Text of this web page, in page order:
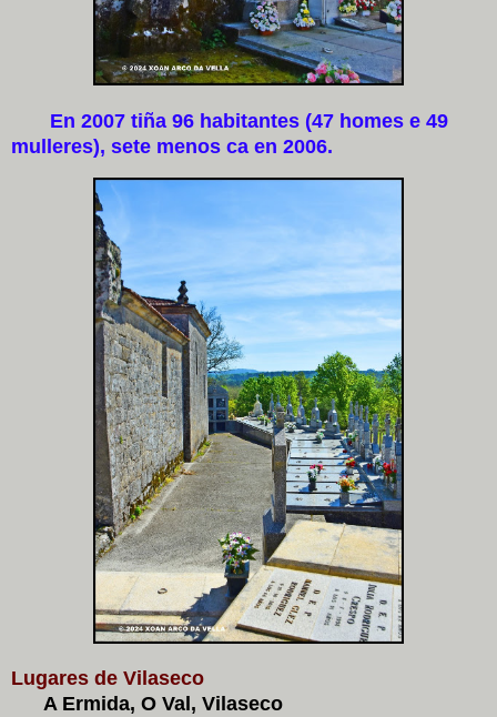
En 2007 tiña 96 habitantes (47 homes e 49
mulleres), sete menos ca en 2006.
Lugares de Vilaseco
A Ermida, O Val, Vilaseco